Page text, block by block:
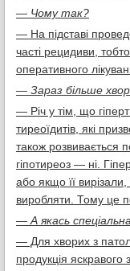
— Чому так?
— На підставі
часті рецидиви,
оперативного
— Зараз більше
— Річ у тім, що
тиреоїдитів, які
також розвивається
гіпотиреоз — ні.
або якщо її
виробляти. Тому це
— А якась
— Для хворих з
продукція